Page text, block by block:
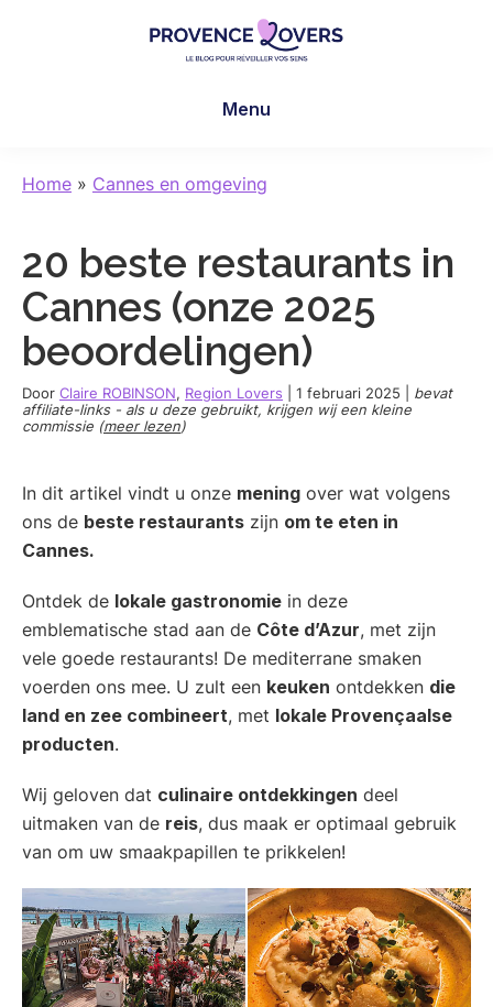
in
-
blog
van
en
Manu
Menu
Home » Cannes en omgeving
20 beste restaurants in
Cannes (onze 2025
beoordelingen)
Door Claire ROBINSON, Region Lovers 1 februari 2025
bevat
affiliate-links - als u deze gebruikt, krijgen wij een kleine
commissie (meer lezen)
In dit artikel vindt u onze mening over wat volgens
ons de beste restaurants zijn om te eten in
Cannes.
Ontdek de lokale gastronomie in deze
emblematische stad aan de Côte d’Azur, met zijn
vele goede restaurants! De mediterrane smaken
voerden ons mee. U zult een keuken ontdekken die
land en zee combineert, met lokale Provençaalse
producten.
Wij geloven dat culinaire ontdekkingen deel
uitmaken van de reis, dus maak er optimaal gebruik
van om uw smaakpapillen te prikkelen!